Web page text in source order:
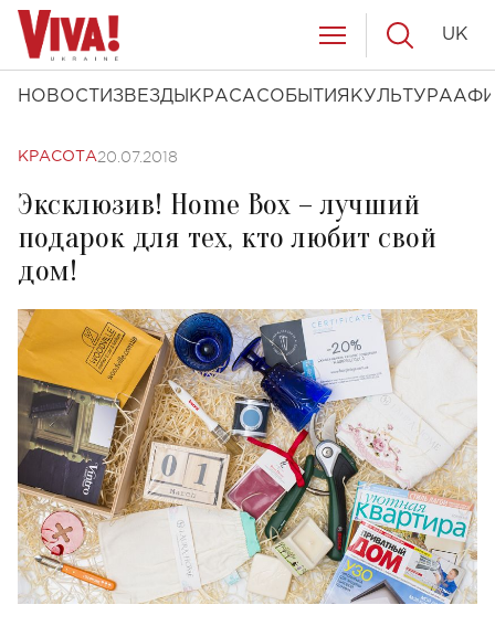
НОВОСТИ ЗВЕЗДЫ КРАСАСОБЫТИЯ КУЛЬТУРА
UK
КРАСОТА20.07.2018
Эксклюзив! Home Box – лучший
подарок для тех, кто любит свой
дом!